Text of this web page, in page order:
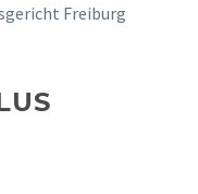
Freiburg